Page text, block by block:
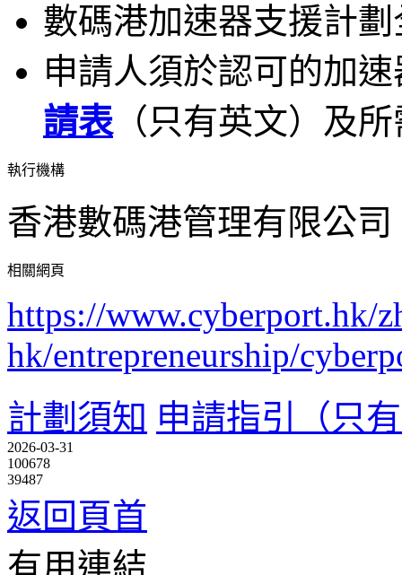
數碼港加速器支援計
申請人須於認可的加
請表（只有英文）及
執行機構
香港數碼港管理有限公司
相關網頁
https://www.cyberport.hk/
hk/entrepreneurship/
計劃須知 申請指引（只
2026-03-31
100678
39487
返回頁首
有用連結